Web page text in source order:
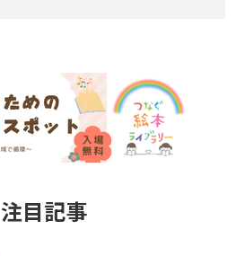
注目記事